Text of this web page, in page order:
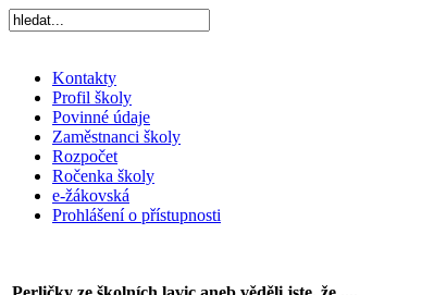
Kontakty
Profil školy
Povinné údaje
Zaměstnanci školy
Rozpočet
Ročenka školy
e-žákovská
Prohlášení o přístupnosti